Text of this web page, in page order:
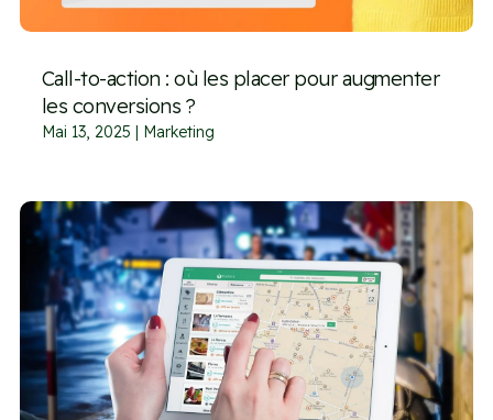
Call-to-action : où les placer pour augmenter
les conversions ?
Mai 13, 2025 | Marketing